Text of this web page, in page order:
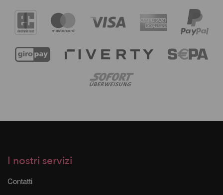
I nostri servizi
Contatti